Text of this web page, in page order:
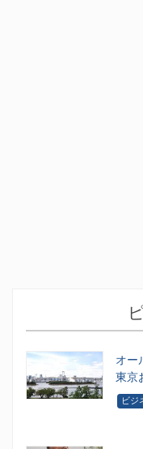
オー
東京
ビジ